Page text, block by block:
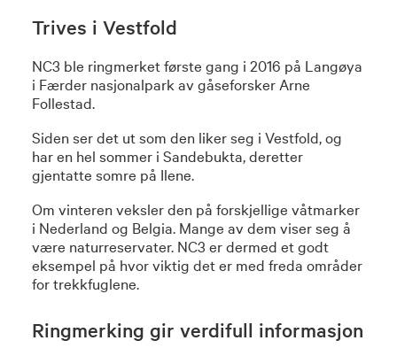
Trives i Vestfold
NC3 ble ringmerket første gang i 2016 på Langøya
i Færder nasjonalpark av gåseforsker Arne
Follestad.
Siden ser det ut som den liker seg i Vestfold, og
har en hel sommer i Sandebukta, deretter
gjentatte somre på Ilene.
Om vinteren veksler den på forskjellige våtmarker
i Nederland og Belgia. Mange av dem viser seg å
være naturreservater. NC3 er dermed et godt
eksempel på hvor viktig det er med freda områder
for trekkfuglene.
Ringmerking gir verdifull informasjon